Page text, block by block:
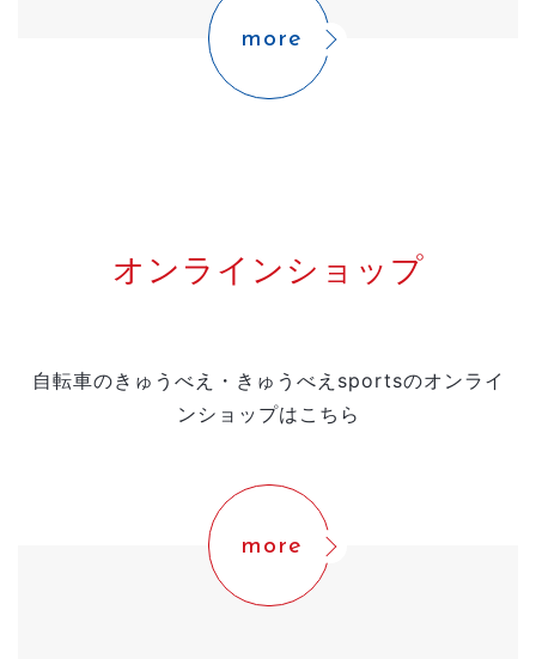
more
オンラインショップ
自転車のきゅうべえ・きゅうべえsportsのオンライ
ンショップはこちら
more